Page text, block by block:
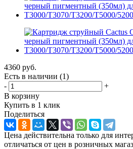
4360 руб.
Есть в наличии (1)
-
+
В корзину
Купить в 1 клик
Поделиться
Цена действительна только для
отличаться от цен в розничных